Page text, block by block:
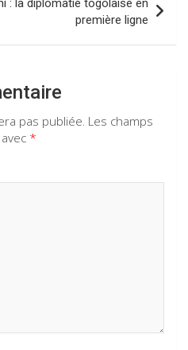
: la diplomatie togolaise en
première ligne
pas publiée. Les champs
*